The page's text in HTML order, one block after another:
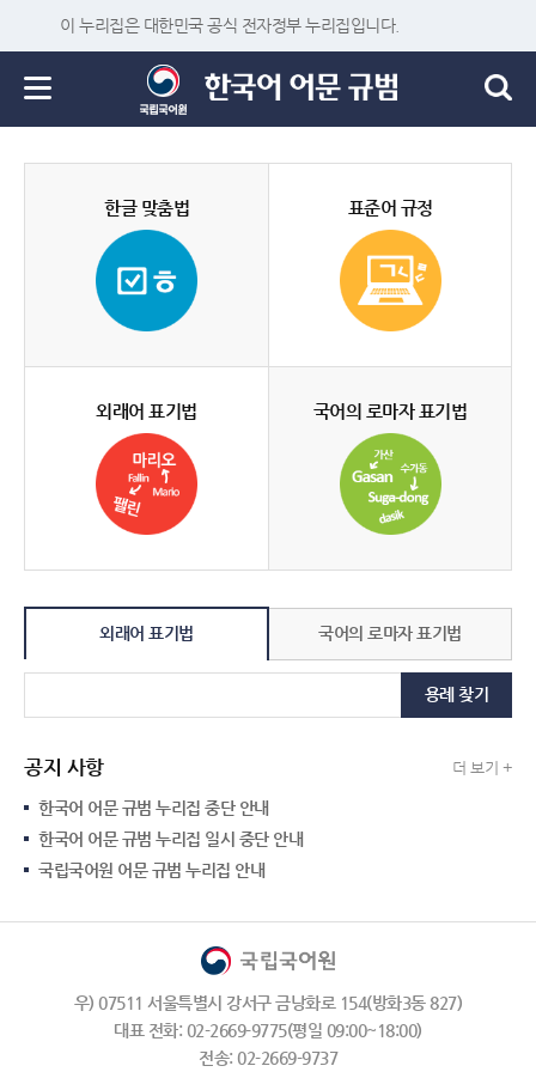
이 누리집은 대한민국 공식 전자정부 누리집입니다.
한글 맞춤법 표준어 규정
외래어 표기법 국어의 로마자 표기법
외래어 표기법 국어의 로마자 표기법
용례 찾기
공지 사항 더 보기 +
한국어 어문 규범 누리집 중단 안내
한국어 어문 규범 누리집 일시 중단 안내
국립국어원 어문 규범 누리집 안내
우) 07511 서울특별시 강서구 금낭화로 154(방화3동 827)
대표 전화: 02-2669-9775(평일 09:00~18:00)
전송: 02-2669-9737